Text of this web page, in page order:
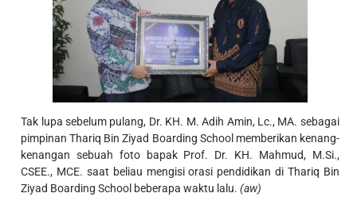
Tak lupa sebelum pulang, Dr. KH. M. Adih Amin, Lc., MA. sebagai
pimpinan Thariq Bin Ziyad Boarding School memberikan kenang-
kenangan sebuah foto bapak Prof. Dr. KH. Mahmud, M.Si.,
CSEE., MCE. saat beliau mengisi orasi pendidikan di Thariq Bin
Ziyad Boarding School beberapa waktu lalu.(aw)